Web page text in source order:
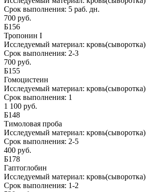
Срок выполнения: 5 раб. дн.
700 руб.
Б156
Тропонин I
Исследуемый материал: кровь(сыворотка)
Срок выполнения: 2-3
700 руб.
Б155
Гомоцистеин
Исследуемый материал: кровь(сыворотка)
Срок выполнения: 1
1 100 руб.
Б148
Тимоловая проба
Исследуемый материал: кровь(сыворотка)
Срок выполнения: 2-5
400 руб.
Б178
Гаптоглобин
Исследуемый материал: кровь(сыворотка)
Срок выполнения: 1-2